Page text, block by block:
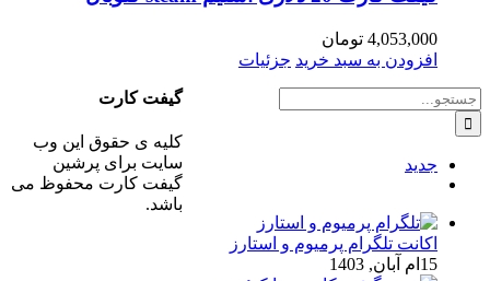
4,053,000 تومان
افزودن به سبد خرید جزئیات
جستجو
برای:
جدید
اکانت تلگرام پرمیوم و استارز
15ام آبان, 1403
گیفت کارت
کلیه ی حقوق این وب
سایت برای پرشین
گیفت کارت محفوظ می
باشد.